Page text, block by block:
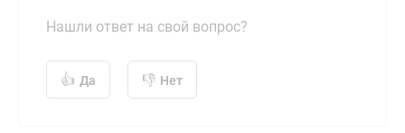
Нашли ответ на свой вопрос?
Да Нет